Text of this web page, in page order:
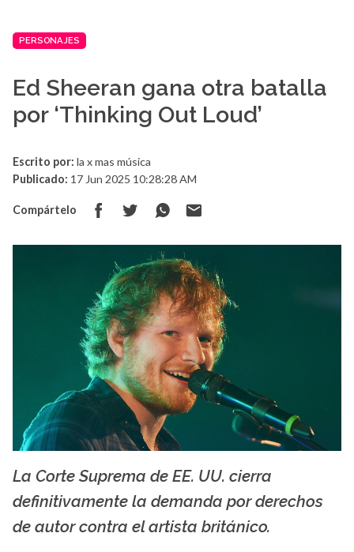
PERSONAJES
Ed Sheeran gana otra batalla
por ‘Thinking Out Loud’
Escrito por: la x mas música
Publicado: 17 Jun 2025 10:28:28 AM
Compártelo
La X mas música
La Corte Suprema de EE. UU. cierra
definitivamente la demanda por derechos
de autor contra el artista británico.